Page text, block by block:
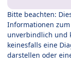
Bitte beachten:
Informationen
unverbindlich und
keinesfalls eine
darstellen oder